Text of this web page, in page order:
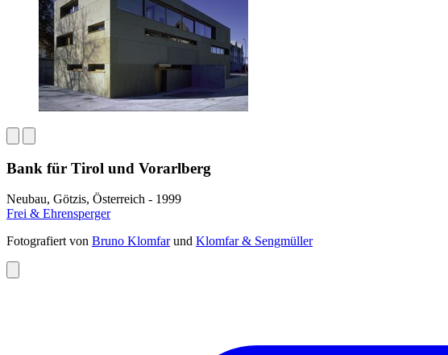
Bank für Tirol und Vorarlberg
Neubau, Götzis, Österreich - 1999
Frei & Ehrensperger
Fotografiert von Bruno Klomfarund Klomfar & Sengmüller